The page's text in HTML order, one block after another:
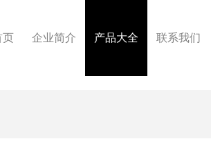
页 企业简介 产品大全 联系我们